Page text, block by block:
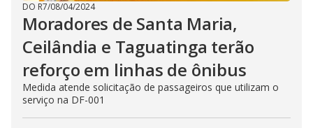
DO R7/08/04/2024
Moradores de Santa Maria,
Ceilândia e Taguatinga terão
reforço em linhas de ônibus
Medida atende solicitação de passageiros que utilizam o
serviço na DF-001